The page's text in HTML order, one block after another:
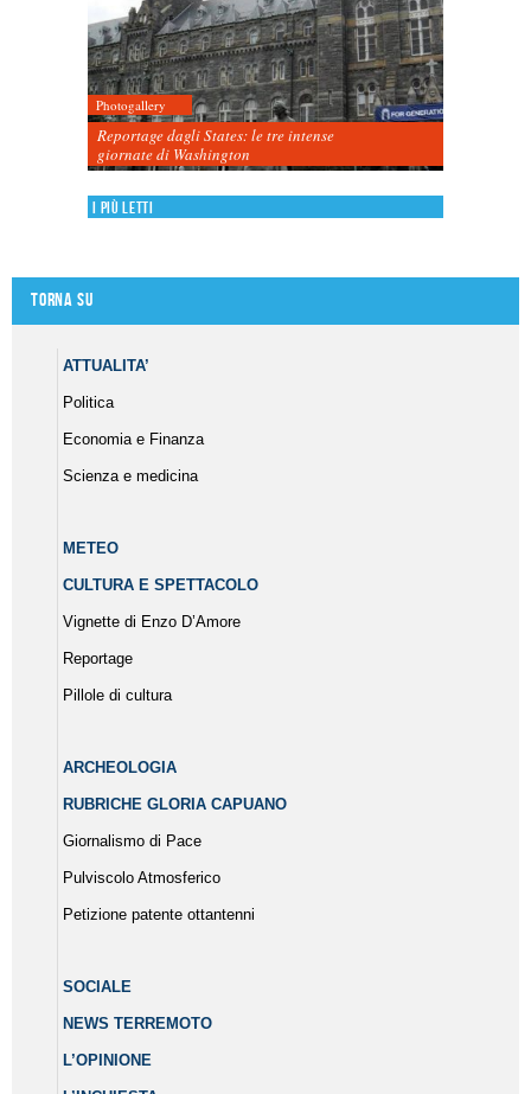
Photogallery
Reportage dagli States: le tre intense
giornate di Washington
I più letti
Torna su
ATTUALITA’
Politica
Economia e Finanza
Scienza e medicina
METEO
CULTURA E SPETTACOLO
Vignette di Enzo D’Amore
Reportage
Pillole di cultura
ARCHEOLOGIA
RUBRICHE GLORIA CAPUANO
Giornalismo di Pace
Pulviscolo Atmosferico
Petizione patente ottantenni
SOCIALE
NEWS TERREMOTO
L’OPINIONE